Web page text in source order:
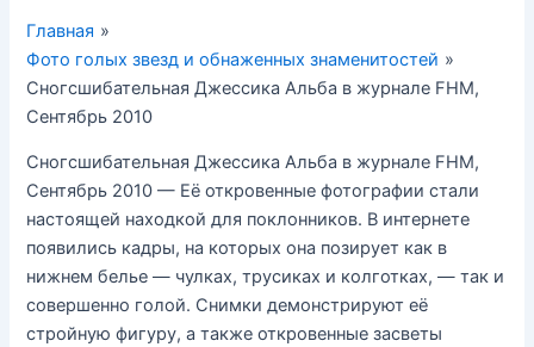
Главная
Фото голых звезд и обнаженных знаменитостей
Сногсшибательная Джессика Альба в журнале FHM,
Сентябрь 2010
Сногсшибательная Джессика Альба в журнале FHM,
Сентябрь 2010 — Её откровенные фотографии стали
настоящей находкой для поклонников. В интернете
появились кадры, на которых она позирует как в
нижнем белье — чулках, трусиках и колготках, — так и
совершенно голой. Снимки демонстрируют её
стройную фигуру, а также откровенные засветы